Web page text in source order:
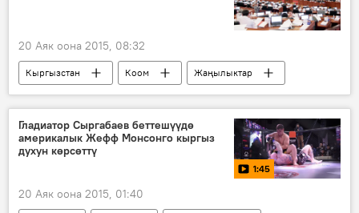
20 Аяк оона 2015, 08:32
Кыргызстан Коом
Жаңылыктар
Жогорку Кеңеш
депутаттар
парламенттик шайлоо
Гладиатор Сыргабаев беттешүүдө
америкалык Жефф Монсонго кыргыз
духун көрсөттү
1:45
20 Аяк оона 2015, 01:40